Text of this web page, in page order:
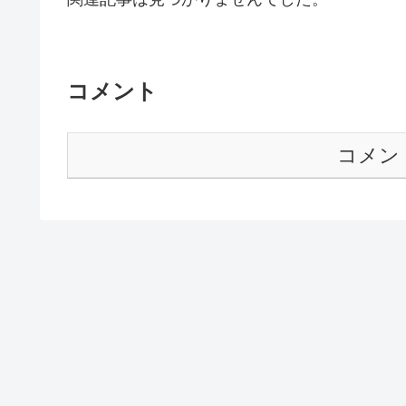
コメント
コメン